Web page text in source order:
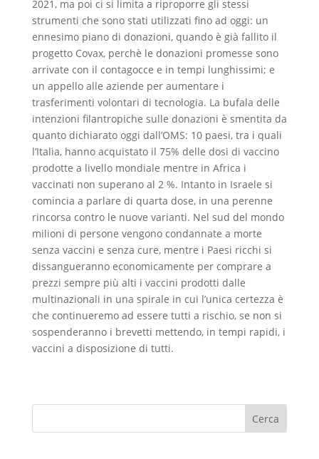
2021, ma poi ci si limita a riproporre gli stessi
strumenti che sono stati utilizzati fino ad oggi: un
ennesimo piano di donazioni, quando è già fallito il
progetto Covax, perchè le donazioni promesse sono
arrivate con il contagocce e in tempi lunghissimi; e
un appello alle aziende per aumentare i
trasferimenti volontari di tecnologia. La bufala delle
intenzioni filantropiche sulle donazioni è smentita da
quanto dichiarato oggi dall’OMS: 10 paesi, tra i quali
l’Italia, hanno acquistato il 75% delle dosi di vaccino
prodotte a livello mondiale mentre in Africa i
vaccinati non superano al 2 %. Intanto in Israele si
comincia a parlare di quarta dose, in una perenne
rincorsa contro le nuove varianti. Nel sud del mondo
milioni di persone vengono condannate a morte
senza vaccini e senza cure, mentre i Paesi ricchi si
dissangueranno economicamente per comprare a
prezzi sempre più alti i vaccini prodotti dalle
multinazionali in una spirale in cui l’unica certezza è
che continueremo ad essere tutti a rischio, se non si
sospenderanno i brevetti mettendo, in tempi rapidi, i
vaccini a disposizione di tutti.